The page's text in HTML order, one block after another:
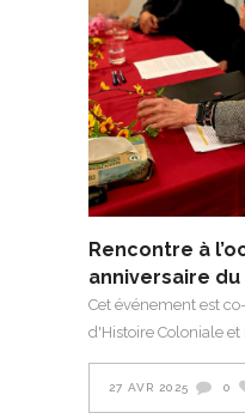
Rencontre à
anniversaire du
Cet événement est
d'Histoire Coloniale et
27 AVR 2025 0